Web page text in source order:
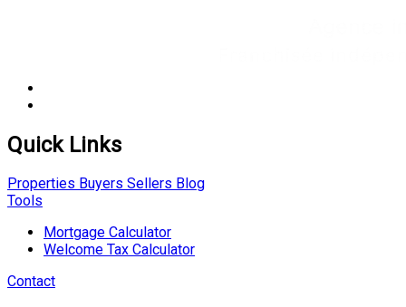
Quick Links
Properties Buyers Sellers Blog
Tools
Mortgage Calculator
Welcome Tax Calculator
Contact